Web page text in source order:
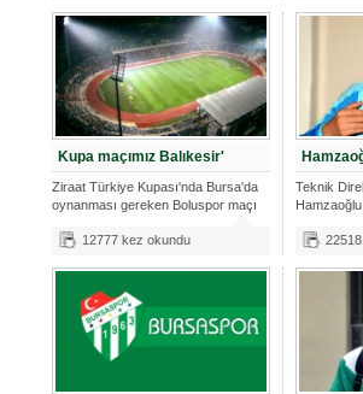
Kupa maçımız Balıkesir'
Ziraat Türkiye Kupası'nda Bursa'da
oynanması gereken Boluspor maçı
12777 kez okundu
Teknik